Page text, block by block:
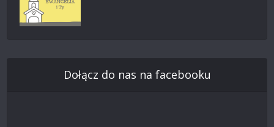
Dołącz do nas na facebooku